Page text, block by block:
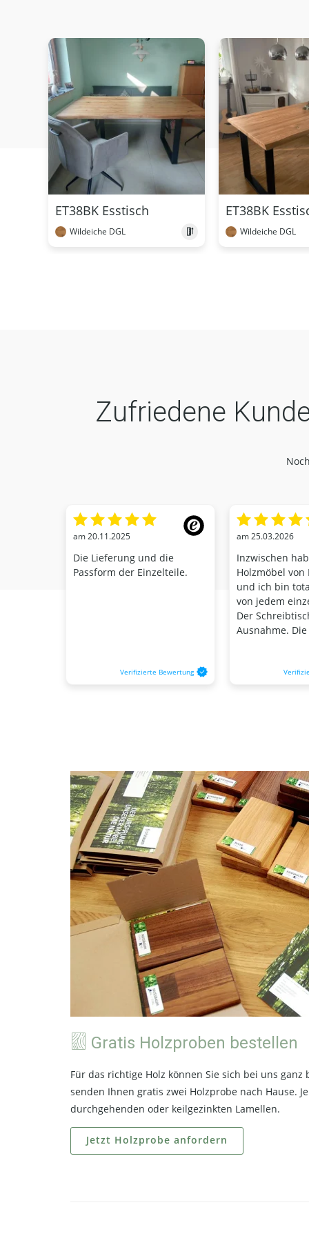
ET38BK Esstisch
Wildeiche DGL
ET38BK
Wildeiche DGL
Zufriedene
am 20.11.2025
Die Lieferung und die
Passform der Einzelteile.
Verifizierte Bewertung
am 25.03.2026
Inzwischen
Holzmöbel von
und ich bin
von jedem
Der
Ausnahme.
Gratis Holzproben bestellen
Für das richtige Holz können Sie sich bei uns
senden Ihnen gratis zwei Holzprobe nach Hause.
durchgehenden oder keilgezinkten Lamellen.
Jetzt Holzprobe anfordern